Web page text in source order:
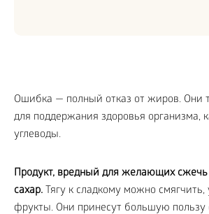
Ошибка — полный отказ от жиров. Они
для поддержания здоровья организма,
углеводы.
Продукт, вредный для желающих
сахар. Тягу к сладкому можно смягчить,
фрукты. Они принесут большую